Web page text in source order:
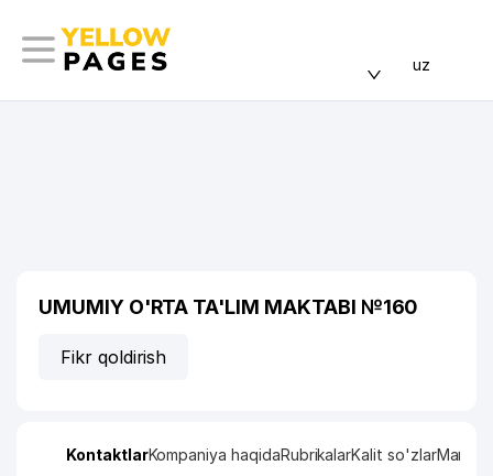
uz
UMUMIY O'RTA TA'LIM MAKTABI №160
Fikr qoldirish
KontaktlarKompaniya haqidaRubrikalarKalit so'zlarManzil